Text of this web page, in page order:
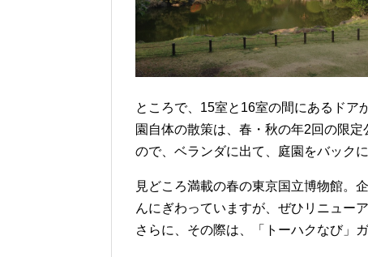
ところで、15室と16室の間にあるドア
園自体の散策は、春・秋の年2回の限
ので、ベランダに出て、庭園をバック
見どころ満載の春の東京国立博物館。
んにぎわっていますが、ぜひリニュー
さらに、その際は、
「トーハクなび」